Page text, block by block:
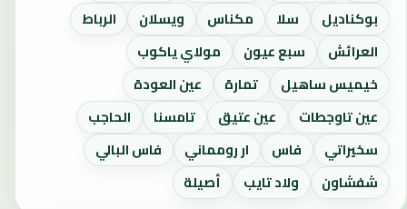
بوكناديل
سلا مكناس ويسلان
الرباط
العرائش
سبع عيون
مولاي ياكوب
خيميس ساهيل
تمارة
عين العودة
عين تاوجطات
عين عتيق تامسنا
الحاجب
سخيراتي
فاس ار رومماني
فاس البالي
شفشاون
ولاد تايب أصيلة